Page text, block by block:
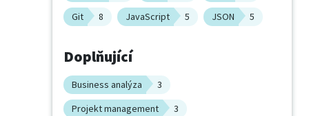
Git
8 JavaScript 5 JSON 5
Doplňující
Business analýza
3
Projekt management
3